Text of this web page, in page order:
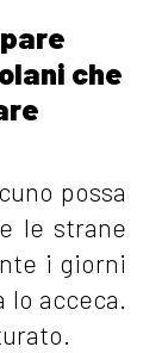
che
possa
le strane
i giorni
acceca.